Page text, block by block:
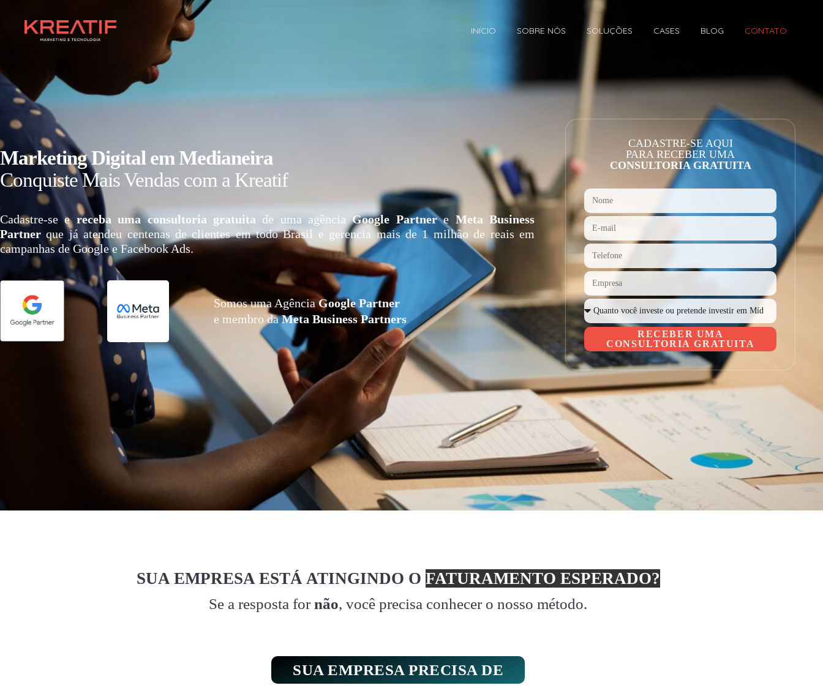
INÍCIO SOBRE NÓS SOLUÇÕES CASES BLOG CONTATO
Marketing Digital em Medianeira
Conquiste Mais Vendas com a Kreatif
Cadastre-se e receba uma consultoria gratuita de uma agênciaGoogle Partnere Meta Business
Partner que já atendeu centenas de clientes em todo Brasil e gerencia mais de 1 milhão de reais em
campanhas de Google e Facebook Ads.
Somos uma AgênciaGoogle Partner
e membro daMeta Business Partners
CADASTRE-SE AQUI
PARA RECEBER UMA
CONSULTORIA GRATUITA
RECEBER UMA
CONSULTORIA GRATUITA
SUA EMPRESA ESTÁ ATINGINDO O FATURAMENTO ESPERADO?
Se a resposta for não, você precisa conhecer o nosso método.
SUA EMPRESA PRECISA DE